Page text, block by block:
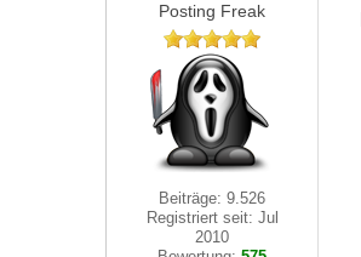
Posting Freak
Beiträge: 9.526
Registriert seit: Jul
2010